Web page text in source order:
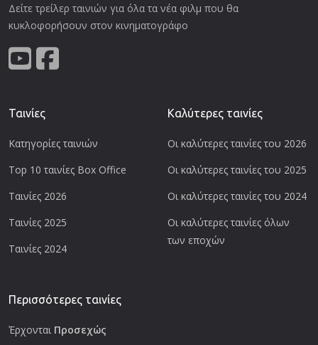
Δείτε τρείλερ ταινιών για όλα τα νέα φιλμ που θα
κυκλοφορήσουν στον κινηματογράφο
Ταινίες
Κατηγορίες ταινιών
Top 10 ταινίες Box Office
Ταινίες 2026
Ταινίες 2025
Ταινίες 2024
Καλύτερες ταινίες
Οι καλύτερες ταινίες του 2026
Οι καλύτερες ταινίες του 2025
Οι καλύτερες ταινίες του 2024
Οι καλύτερες ταινίες όλων
των εποχών
Περισσότερες ταινίες
Έρχονται Προσεχώς